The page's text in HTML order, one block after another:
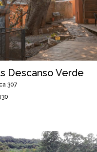
Descanso Verde
307